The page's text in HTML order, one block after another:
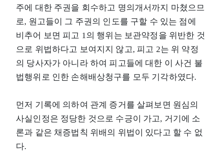
주에 대한 주권을 회수하고 명의개서까지 마쳤으므
로, 원고들이 그 주권의 인도를 구할 수 있는 점에
비추어 보면 피고 1의 행위는 보관약정을 위반한 것
으로 위법하다고 보여지지 않고, 피고 2는 위 약정
의 당사자가 아니라 하여 피고들에 대한 이 사건 불
법행위로 인한 손해배상청구를 모두 기각하였다.
먼저 기록에 의하여 관계 증거를 살펴보면 원심의
사실인정은 정당한 것으로 수긍이 가고, 거기에 소
론과 같은 채증법칙 위배의 위법이 있다고 할 수 없
다.